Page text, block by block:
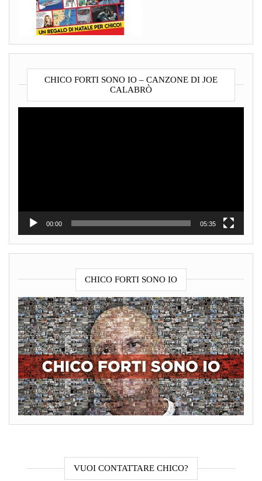
CHICO FORTI SONO IO – CANZONE DI JOE
CALABRÒ
00:00 05:35
CHICO FORTI SONO IO
VUOI CONTATTARE CHICO?